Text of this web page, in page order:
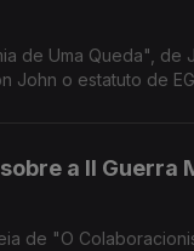
de Uma Queda", de
John o estatuto de
a II Guerra
de "O